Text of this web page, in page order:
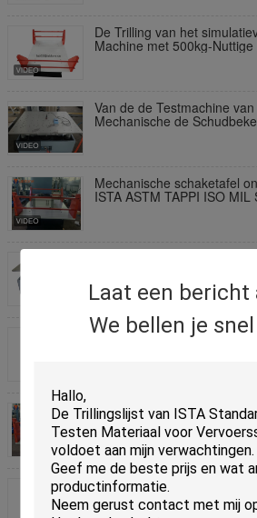
Laat een bericht
We bellen je
De Trilling van het
Machine met 500kg-Nuttige
Van de de Testmachine
Mechanische de
Mechanische schaketafel
ISTA ASTM TAPPI ISO
vereisten voor herhaalde
Mechanische shaker tafel
Mechanische shaker tafel
normen 2-5Hz
en 1,25 G Maximale
Mechanische
elektronische componenten
transporttrillingen